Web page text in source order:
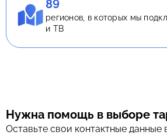
89
регионов, в которых мы
и ТВ
Нужна помощь в выборе
Оставьте свои контактные